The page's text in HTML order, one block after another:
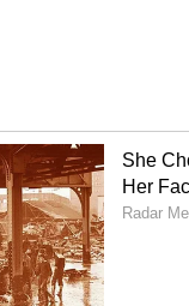
కోపా
అలాగే
క్షణాలకు
మెస్సీ